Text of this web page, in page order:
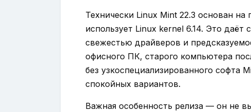
Технически Linux Mint 22.3 основан на
использует Linux kernel 6.14. Это
свежестью драйверов и
офисного ПК, старого компьютера
без узкоспециализированного софта
спокойных вариантов.
Важная особенность релиза — он не